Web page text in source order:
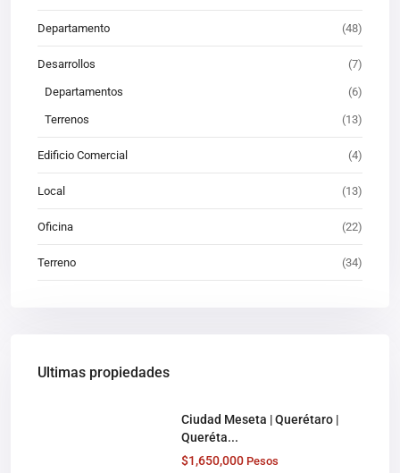
Departamento (48)
Desarrollos (7)
Departamentos (6)
Terrenos (13)
Edificio Comercial (4)
Local (13)
Oficina (22)
Terreno (34)
Ultimas propiedades
Ciudad Meseta | Querétaro |
Queréta...
$1,650,000 Pesos